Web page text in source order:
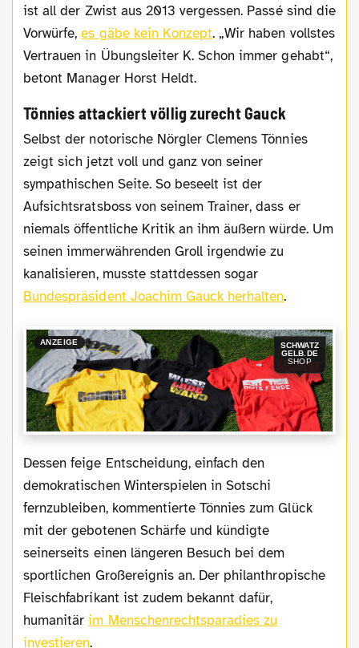
ist all der Zwist aus 2013 vergessen. Passé sind die
Vorwürfe,es gäbe kein Konzept. „Wir haben vollstes
Vertrauen in Übungsleiter K. Schon immer gehabt“,
betont Manager Horst Heldt.
Tönnies attackiert völlig zurecht Gauck
Selbst der notorische Nörgler Clemens Tönnies
zeigt sich jetzt voll und ganz von seiner
sympathischen Seite. So beseelt ist der
Aufsichtsratsboss von seinem Trainer, dass er
niemals öffentliche Kritik an ihm äußern würde. Um
seinen immerwährenden Groll irgendwie zu
kanalisieren, musste stattdessen sogar
Bundespräsident Joachim Gauck herhalten.
ANZEIGE
SCHWATZ
GELB.DE
SHOP
Dessen feige Entscheidung, einfach den
demokratischen Winterspielen in Sotschi
fernzubleiben, kommentierte Tönnies zum Glück
mit der gebotenen Schärfe und kündigte
seinerseits einen längeren Besuch bei dem
sportlichen Großereignis an. Der philanthropische
Fleischfabrikant ist zudem bekannt dafür,
humanitärim Menschenrechtsparadies zu
investieren.